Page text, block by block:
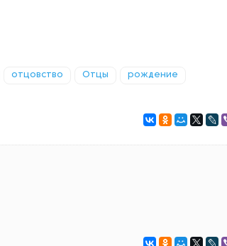
отцовство Отцы рождение